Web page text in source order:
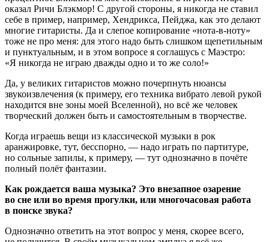
оказал Ричи Блэкмор! С другой стороны, я никогда не ставил
себе в пример, например, Хендрикса, Пейджа, как это делают
многие гитаристы. Да и слепое копирование «нота-в-ноту»
тоже не про меня: для этого надо быть слишком щепетильным
и пунктуальным, и в этом вопросе я соглашусь с Маэстро:
«Я никогда не играю дважды одно и то же соло!»
Да, у великих гитаристов можно почерпнуть нюансы
звукоизвлечения (к примеру, его техника вибрато левой рукой
находится вне зоны моей Вселенной), но всё же человек
творческий должен быть и самостоятельным в творчестве.
Когда играешь вещи из классической музыки в рок
аранжировке, тут, бесспорно, — надо играть по партитуре,
но сольные запилы, к примеру, — тут однозначно в почёте
полный полёт фантазии.
Как рождается ваша музыка? Это внезапное озарение
во сне или во время прогулки, или многочасовая работа
в поиске звука?
Однозначно ответить на этот вопрос у меня, скорее всего,